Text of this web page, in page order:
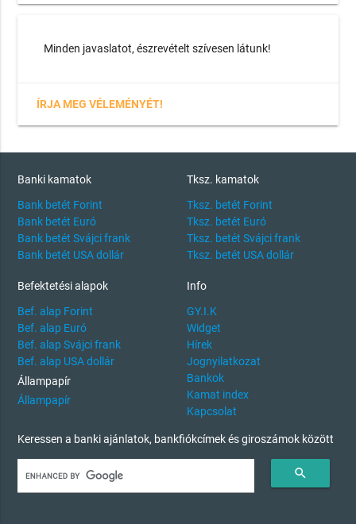
Minden javaslatot, észrevételt szívesen látunk!
ÍRJA MEG VÉLEMÉNYÉT!
Banki kamatok
Bank betét Forint
Bank betét Euró
Bank betét Svájci frank
Bank betét USA dollár
Tksz. kamatok
Tksz. betét Forint
Tksz. betét Euró
Tksz. betét Svájci frank
Tksz. betét USA dollár
Befektetési alapok
Bef. alap Forint
Bef. alap Euró
Bef. alap Svájci frank
Bef. alap USA dollár
Állampapír
Állampapír
Info
GY.I.K
Widget
Hírek
Jognyilatkozat
Bankok
Kamat index
Kapcsolat
Keressen a banki ajánlatok, bankfiókcímek és giroszámok között
search